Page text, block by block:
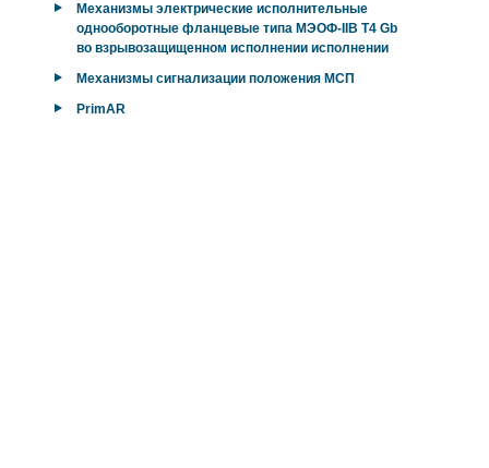
Механизмы электрические исполнительные
однооборотные фланцевые типа МЭОФ-IIB T4 Gb
во взрывозащищенном исполнении исполнении
Механизмы сигнализации положения МСП
PrimAR